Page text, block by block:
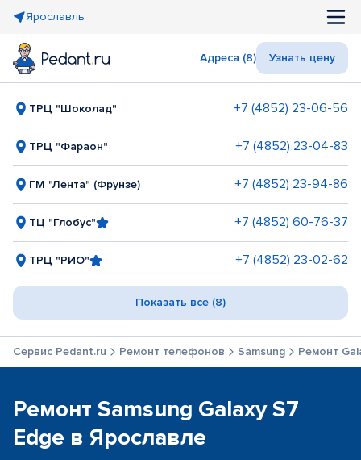
Ярославль
Адреса (8) Узнать цену
ТРЦ "Шоколад" +7 (4852) 23-06-56
ТРЦ "Фараон" +7 (4852) 23-04-83
ГМ "Лента" (Фрунзе) +7 (4852) 23-94-86
ТЦ "Глобус" +7 (4852) 60-76-37
ТРЦ "РИО" +7 (4852) 23-02-62
Показать все (8)
Сервис Pedant.ru Ремонт телефонов Samsung Ремонт
Ремонт Samsung Galaxy S7
Edge в Ярославле